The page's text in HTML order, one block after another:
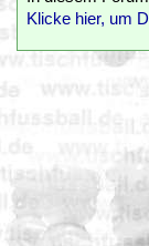
Klicke hier, um